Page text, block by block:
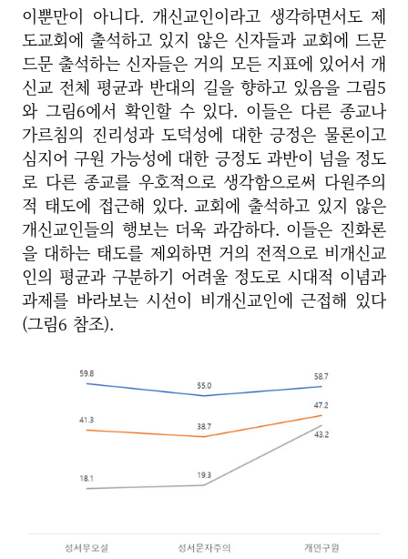
이뿐만이 아니다. 개신교인이라고 생각하면서도 제
도교회에 출석하고 있지 않은 신자들과 교회에 드문
드문 출석하는 신자들은 거의 모든 지표에 있어서 개
신교 전체 평균과 반대의 길을 향하고 있음을 그림5
와 그림6에서 확인할 수 있다. 이들은 다른 종교나
가르침의 진리성과 도덕성에 대한 긍정은 물론이고
심지어 구원 가능성에 대한 긍정도 과반이 넘을 정도
로 다른 종교를 우호적으로 생각함으로써 다원주의
적 태도에 접근해 있다. 교회에 출석하고 있지 않은
개신교인들의 행보는 더욱 과감하다. 이들은 진화론
을 대하는 태도를 제외하면 거의 전적으로 비개신교
인의 평균과 구분하기 어려울 정도로 시대적 이념과
과제를 바라보는 시선이 비개신교인에 근접해 있다
(그림6 참조).